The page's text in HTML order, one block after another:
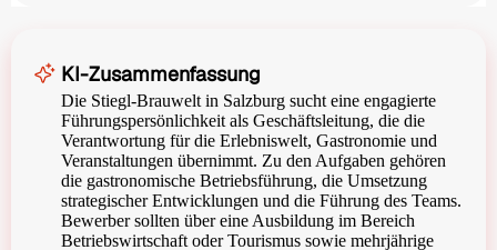
KI-Zusammenfassung
Die Stiegl-Brauwelt in Salzburg sucht eine engagierte
Führungspersönlichkeit als Geschäftsleitung, die die
Verantwortung für die Erlebniswelt, Gastronomie und
Veranstaltungen übernimmt. Zu den Aufgaben gehören
die gastronomische Betriebsführung, die Umsetzung
strategischer Entwicklungen und die Führung des Teams.
Bewerber sollten über eine Ausbildung im Bereich
Betriebswirtschaft oder Tourismus sowie mehrjährige